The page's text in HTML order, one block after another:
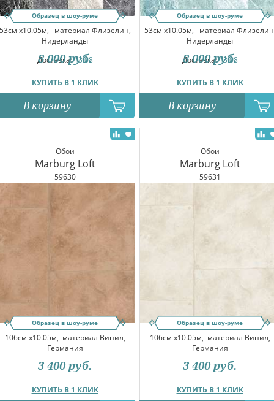
Образец в шоу-руме
x10.05м, материал Флизелин,
Нидерланды
Доставка:13.08
КУПИТЬ В 1 КЛИК
8 000 руб.
В корзину
Образец в шоу-руме
53см x10.05м, материал
Нидерланды
Доставка:13.08
КУПИТЬ В 1 КЛИК
8 000 руб.
В корзину
Обои
Marburg Loft
59630
Образец в шоу-руме
106см x10.05м, материал Винил,
Германия
КУПИТЬ В 1 КЛИК
3 400 руб.
Обои
Marburg Loft
59631
Образец в шоу-руме
106см x10.05м, материал Винил,
Германия
КУПИТЬ В 1 КЛИК
3 400 руб.